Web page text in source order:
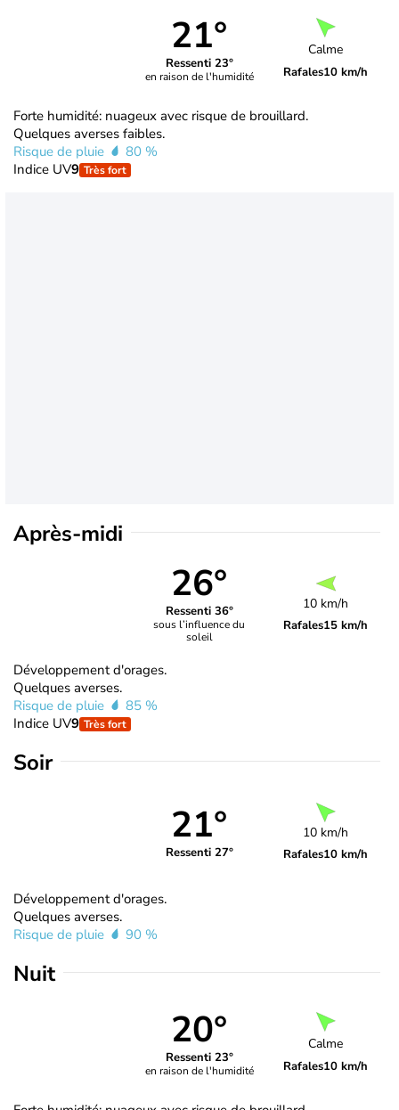
21°
Ressenti 23°
en raison de l'humidité
Calme
Rafales10 km/h
Forte humidité: nuageux avec risque de brouillard.
Quelques averses faibles.
Risque de pluie
80 %
Indice UV9 Très fort
Après-midi
26°
Ressenti 36°
sous l’influence du
soleil
10 km/h
Rafales15 km/h
Développement d'orages.
Quelques averses.
Risque de pluie
85 %
Indice UV9 Très fort
Soir
21°
Ressenti 27°
10 km/h
Rafales10 km/h
Développement d'orages.
Quelques averses.
Risque de pluie
90 %
Nuit
20°
Ressenti 23°
en raison de l'humidité
Calme
Rafales10 km/h